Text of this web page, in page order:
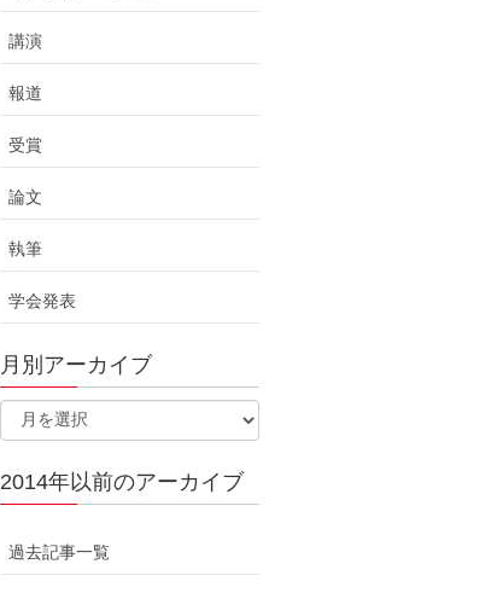
講演
報道
受賞
論文
執筆
学会発表
月別アーカイブ
2014年以前のアーカイブ
過去記事一覧